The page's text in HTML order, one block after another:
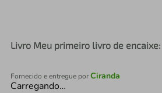
Livro Meu primeiro livro de
Fornecido e entregue porCiranda
Carregando…